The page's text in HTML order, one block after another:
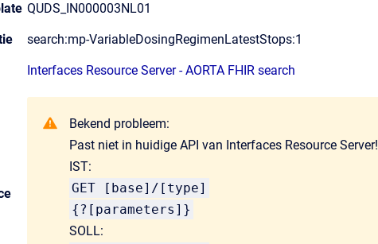
QUDS_IN000003NL01
search:mp-VariableDosingRegimenLatestStops:1
Interfaces Resource Server - AORTA FHIR search
Bekend probleem:
Past niet in huidige API van Interfaces Resource Server!
IST:
GET [base]/[type]
{?[parameters]}
SOLL: